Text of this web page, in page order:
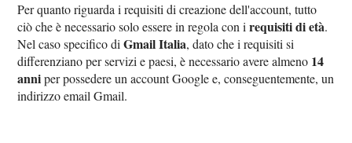
Per quanto riguarda i requisiti di creazione dell'account, tutto
ciò che è necessario solo essere in regola con irequisiti di età.
Nel caso specifico diGmail Italia, dato che i requisiti si
differenziano per servizi e paesi, è necessario avere almeno 14
anniper possedere un account Google e, conseguentemente, un
indirizzo email Gmail.